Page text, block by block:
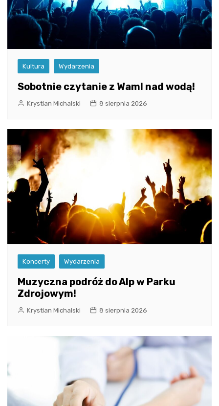
Kultura Wydarzenia
Sobotnie czytanie z WamI nad wodą!
Krystian Michalski 8 sierpnia 2026
Koncerty Wydarzenia
Muzyczna podróż do Alp w Parku
Zdrojowym!
Krystian Michalski 8 sierpnia 2026